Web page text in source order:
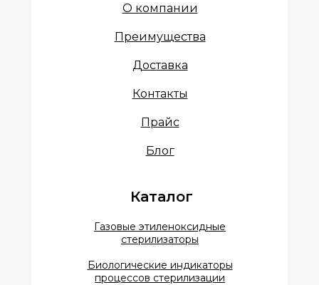
О компании
Преимущества
Доставка
Контакты
Прайс
Блог
Каталог
Газовые этиленоксидные
стерилизаторы
Биологические индикаторы
процессов стерилизации